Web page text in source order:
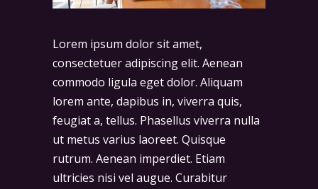
Lorem ipsum dolor sit amet,
consectetuer adipiscing elit. Aenean
commodo ligula eget dolor. Aliquam
lorem ante, dapibus in, viverra quis,
feugiat a, tellus. Phasellus viverra nulla
ut metus varius laoreet. Quisque
rutrum. Aenean imperdiet. Etiam
ultricies nisi vel augue. Curabitur